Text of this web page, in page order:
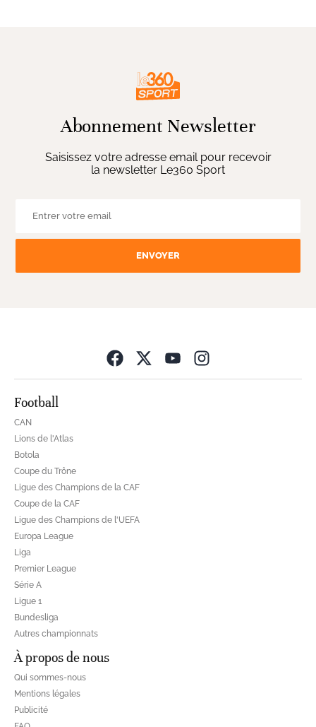
Abonnement Newsletter
Saisissez votre adresse email pour recevoir
la newsletter Le360 Sport
ENVOYER
Football
CAN
Lions de l'Atlas
Botola
Coupe du Trône
Ligue des Champions de la CAF
Coupe de la CAF
Ligue des Champions de l'UEFA
Europa League
Liga
Premier League
Série A
Ligue 1
Bundesliga
Autres championnats
À propos de nous
Qui sommes-nous
Mentions légales
Publicité